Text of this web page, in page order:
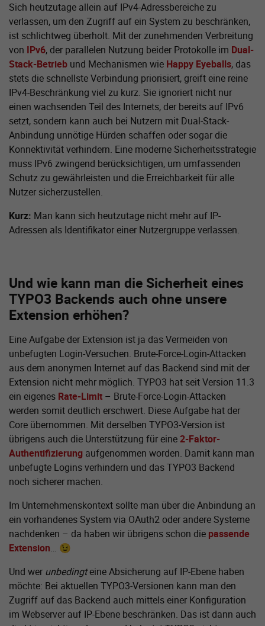
Sich heutzutage allein auf IPv4-Adressbereiche zu
verlassen, um den Zugriff auf ein System zu beschränken,
ist schlichtweg überholt. Mit der zunehmenden Verbreitung
von IPv6, der parallelen Nutzung beider Protokolle im Dual-
Stack-Betrieb und Mechanismen wie Happy Eyeballs, das
stets die schnellste Verbindung priorisiert, greift eine reine
IPv4-Beschränkung viel zu kurz. Sie ignoriert nicht nur
einen wachsenden Teil des Internets, der bereits auf IPv6
setzt, sondern kann auch bei Nutzern mit Dual-Stack-
Anbindung unnötige Hürden schaffen oder sogar die
Konnektivität verhindern. Eine moderne Sicherheitsstrategie
muss IPv6 zwingend berücksichtigen, um umfassenden
Schutz zu gewährleisten und die Erreichbarkeit für alle
Nutzer sicherzustellen.
Kurz: Man kann sich heutzutage nicht mehr auf IP-
Adressen als Identifikator einer Nutzergruppe verlassen.
Und wie kann man die Sicherheit eines
TYPO3 Backends auch ohne unsere
Extension erhöhen?
Eine Aufgabe der Extension ist ja das Vermeiden von
unbefugten Login-Versuchen. Brute-Force-Login-Attacken
aus dem anonymen Internet auf das Backend sind mit der
Extension nicht mehr möglich. TYPO3 hat seit Version 11.3
ein eigenes Rate-Limit – Brute-Force-Login-Attacken
werden somit deutlich erschwert. Diese Aufgabe hat der
Core übernommen. Mit derselben TYPO3-Version ist
übrigens auch die Unterstützung für eine2-Faktor-
Authentifizierung aufgenommen worden. Damit kann man
unbefugte Logins verhindern und das TYPO3 Backend
noch sicherer machen.
Im Unternehmenskontext sollte man über die Anbindung an
ein vorhandenes System via OAuth2 oder andere Systeme
nachdenken – da haben wir übrigens schon die passende
Extension… 😉
Und wer unbedingteine Absicherung auf IP-Ebene haben
möchte: Bei aktuellen TYPO3-Versionen kann man den
Zugriff auf das Backend auch mittels einer Konfiguration
im Webserver auf IP-Ebene beschränken. Das ist dann auch